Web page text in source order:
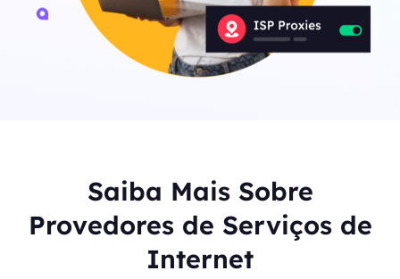
Saiba Mais Sobre
Provedores de Serviços de
Internet